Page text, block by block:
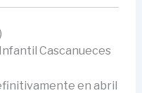
Cascanueces
en abril